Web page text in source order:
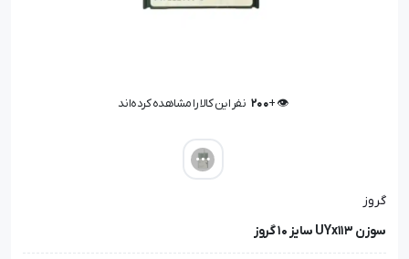
👁️ +
200 نفر این کالا را مشاهده کرده‌اند
گروز
سوزن UYx113 سایز 10 گروز